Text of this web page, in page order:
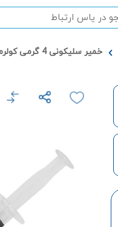
خمیر سلیکونی 4 گرمی کولرمستر مدل 7 CRYOFUZE